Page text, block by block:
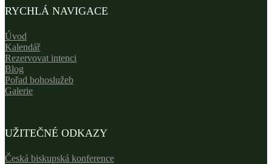
RYCHLÁ NAVIGACE
Úvod
Kalendář
Rezervovat intenci
Blog
Pořad bohoslužeb
Galerie
UŽITEČNÉ ODKAZY
Česká biskupská konference